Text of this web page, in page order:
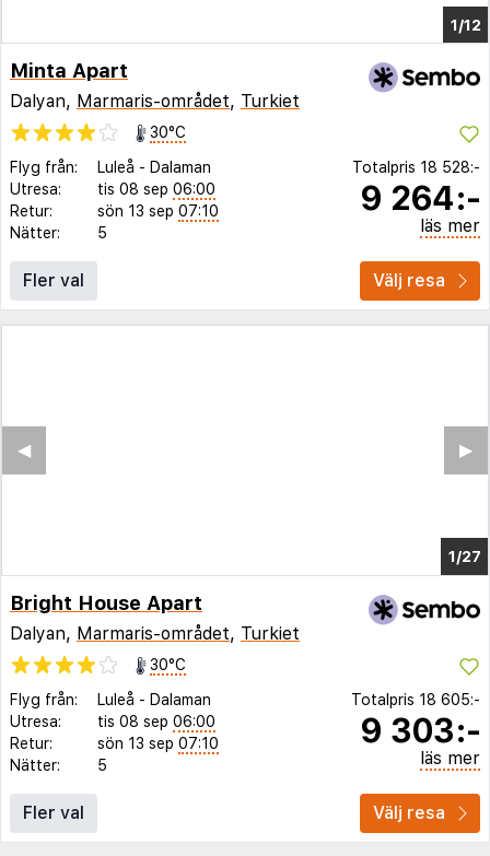
1/6
Minta Apart
Dalyan, Marmaris-området, Turkiet
30°C
Flyg från:
Luleå - Dalaman
Utresa:
tis 08 sep 06:00
Retur:
sön 13 sep 07:10
Nätter:
5
Totalpris 18 528:-
9 264:-
läs mer
Fler val Välj resa
1/21
▶︎
◀︎
Bright House Apart
Dalyan, Marmaris-området, Turkiet
30°C
Flyg från:
Luleå - Dalaman
Utresa:
tis 08 sep 06:00
Retur:
sön 13 sep 07:10
Nätter:
5
Totalpris 18 605:-
9 303:-
läs mer
Fler val Välj resa